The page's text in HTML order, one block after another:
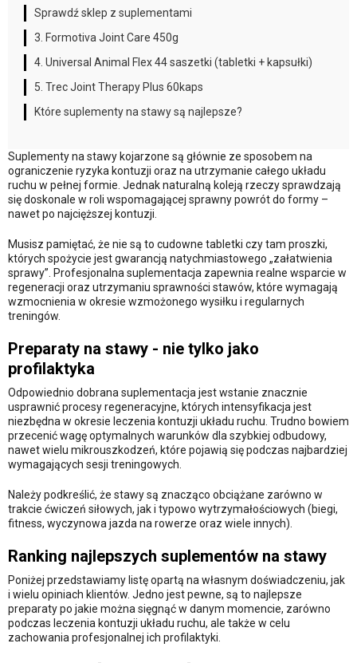
Sprawdź sklep z suplementami
3. Formotiva Joint Care 450g
4. Universal Animal Flex 44 saszetki (tabletki + kapsułki)
5. Trec Joint Therapy Plus 60kaps
Które suplementy na stawy są najlepsze?
Suplementy na stawy kojarzone są głównie ze sposobem na
ograniczenie ryzyka kontuzji oraz na utrzymanie całego układu
ruchu w pełnej formie. Jednak naturalną koleją rzeczy sprawdzają
się doskonale w roli wspomagającej sprawny powrót do formy –
nawet po najcięższej kontuzji.
Musisz pamiętać, że nie są to cudowne tabletki czy tam proszki,
których spożycie jest gwarancją natychmiastowego „załatwienia
sprawy”. Profesjonalna suplementacja zapewnia realne wsparcie w
regeneracji oraz utrzymaniu sprawności stawów, które wymagają
wzmocnienia w okresie wzmożonego wysiłku i regularnych
treningów.
Preparaty na stawy - nie tylko jako
profilaktyka
Odpowiednio dobrana suplementacja jest wstanie znacznie
usprawnić procesy regeneracyjne, których intensyfikacja jest
niezbędna w okresie leczenia kontuzji układu ruchu. Trudno bowiem
przecenić wagę optymalnych warunków dla szybkiej odbudowy,
nawet wielu mikrouszkodzeń, które pojawią się podczas najbardziej
wymagających sesji treningowych.
Należy podkreślić, że stawy są znacząco obciążane zarówno w
trakcie ćwiczeń siłowych, jak i typowo wytrzymałościowych (biegi,
fitness, wyczynowa jazda na rowerze oraz wiele innych).
Ranking najlepszych suplementów na stawy
Poniżej przedstawiamy listę opartą na własnym doświadczeniu, jak
i wielu opiniach klientów. Jedno jest pewne, są to najlepsze
preparaty po jakie można sięgnąć w danym momencie, zarówno
podczas leczenia kontuzji układu ruchu, ale także w celu
zachowania profesjonalnej ich profilaktyki.